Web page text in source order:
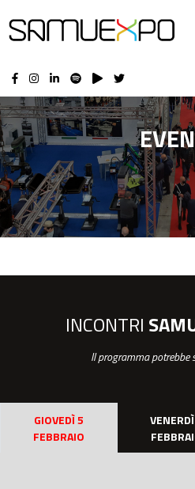
INCONTRI
Il programma potrebbe
GIOVEDÌ 5
FEBBRAIO